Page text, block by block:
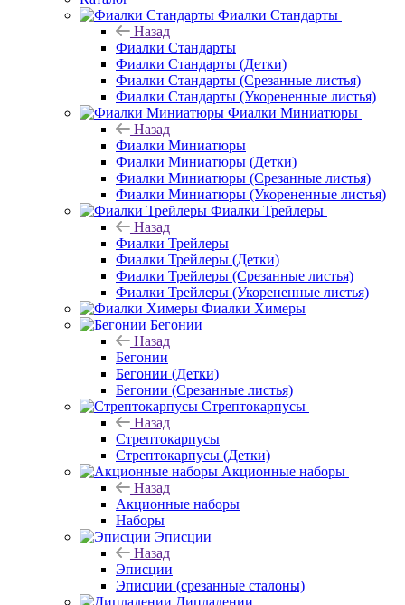
Фиалки Стандарты
Назад
Фиалки Стандарты
Фиалки Стандарты (Детки)
Фиалки Стандарты (Срезанные листья)
Фиалки Стандарты (Укорененные листья)
Фиалки Миниатюры
Назад
Фиалки Миниатюры
Фиалки Миниатюры (Детки)
Фиалки Миниатюры (Срезанные листья)
Фиалки Миниатюры (Укорененные листья)
Фиалки Трейлеры
Назад
Фиалки Трейлеры
Фиалки Трейлеры (Детки)
Фиалки Трейлеры (Срезанные листья)
Фиалки Трейлеры (Укорененные листья)
Фиалки Химеры
Бегонии
Назад
Бегонии
Бегонии (Детки)
Бегонии (Срезанные листья)
Стрептокарпусы
Назад
Стрептокарпусы
Стрептокарпусы (Детки)
Акционные наборы
Назад
Акционные наборы
Наборы
Эписции
Назад
Эписции
Эписции (срезанные сталоны)
Дипладении